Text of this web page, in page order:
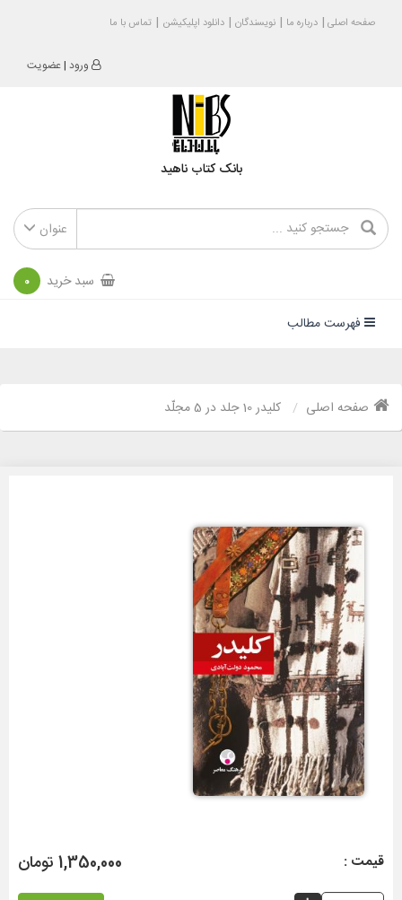
صفحه اصلی درباره ما نویسندگان دانلود اپلیکیشن تماس با ما
ورود |عضویت
بانک کتاب ناهید
عنوان
سبد خرید 0
فهرست مطالب
صفحه اصلی کلیدر 10 جلد در 5 مجلّد
قیمت : 1,350,000 تومان